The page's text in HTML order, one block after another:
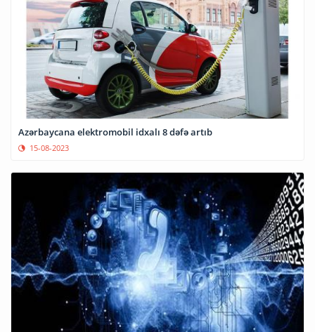
Azərbaycana elektromobil idxalı 8 dəfə artıb
15-08-2023